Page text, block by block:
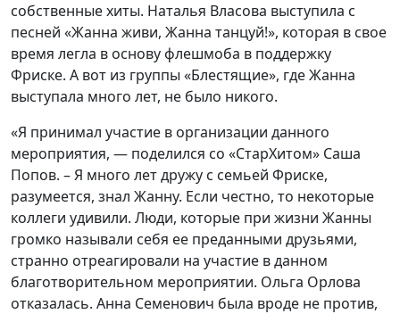
собственные хиты. Наталья Власова выступила с
песней «Жанна живи, Жанна танцуй!», которая в свое
время легла в основу флешмоба в поддержку
Фриске. А вот из группы «Блестящие», где Жанна
выступала много лет, не было никого.
«Я принимал участие в организации данного
мероприятия, — поделился со «СтарХитом» Саша
Попов. – Я много лет дружу с семьей Фриске,
разумеется, знал Жанну. Если честно, то некоторые
коллеги удивили. Люди, которые при жизни Жанны
громко называли себя ее преданными друзьями,
странно отреагировали на участие в данном
благотворительном мероприятии. Ольга Орлова
отказалась. Анна Семенович была вроде не против,